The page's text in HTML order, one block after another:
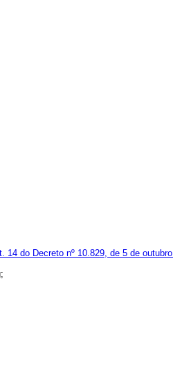
14 do Decreto nº 10.829, de 5 de